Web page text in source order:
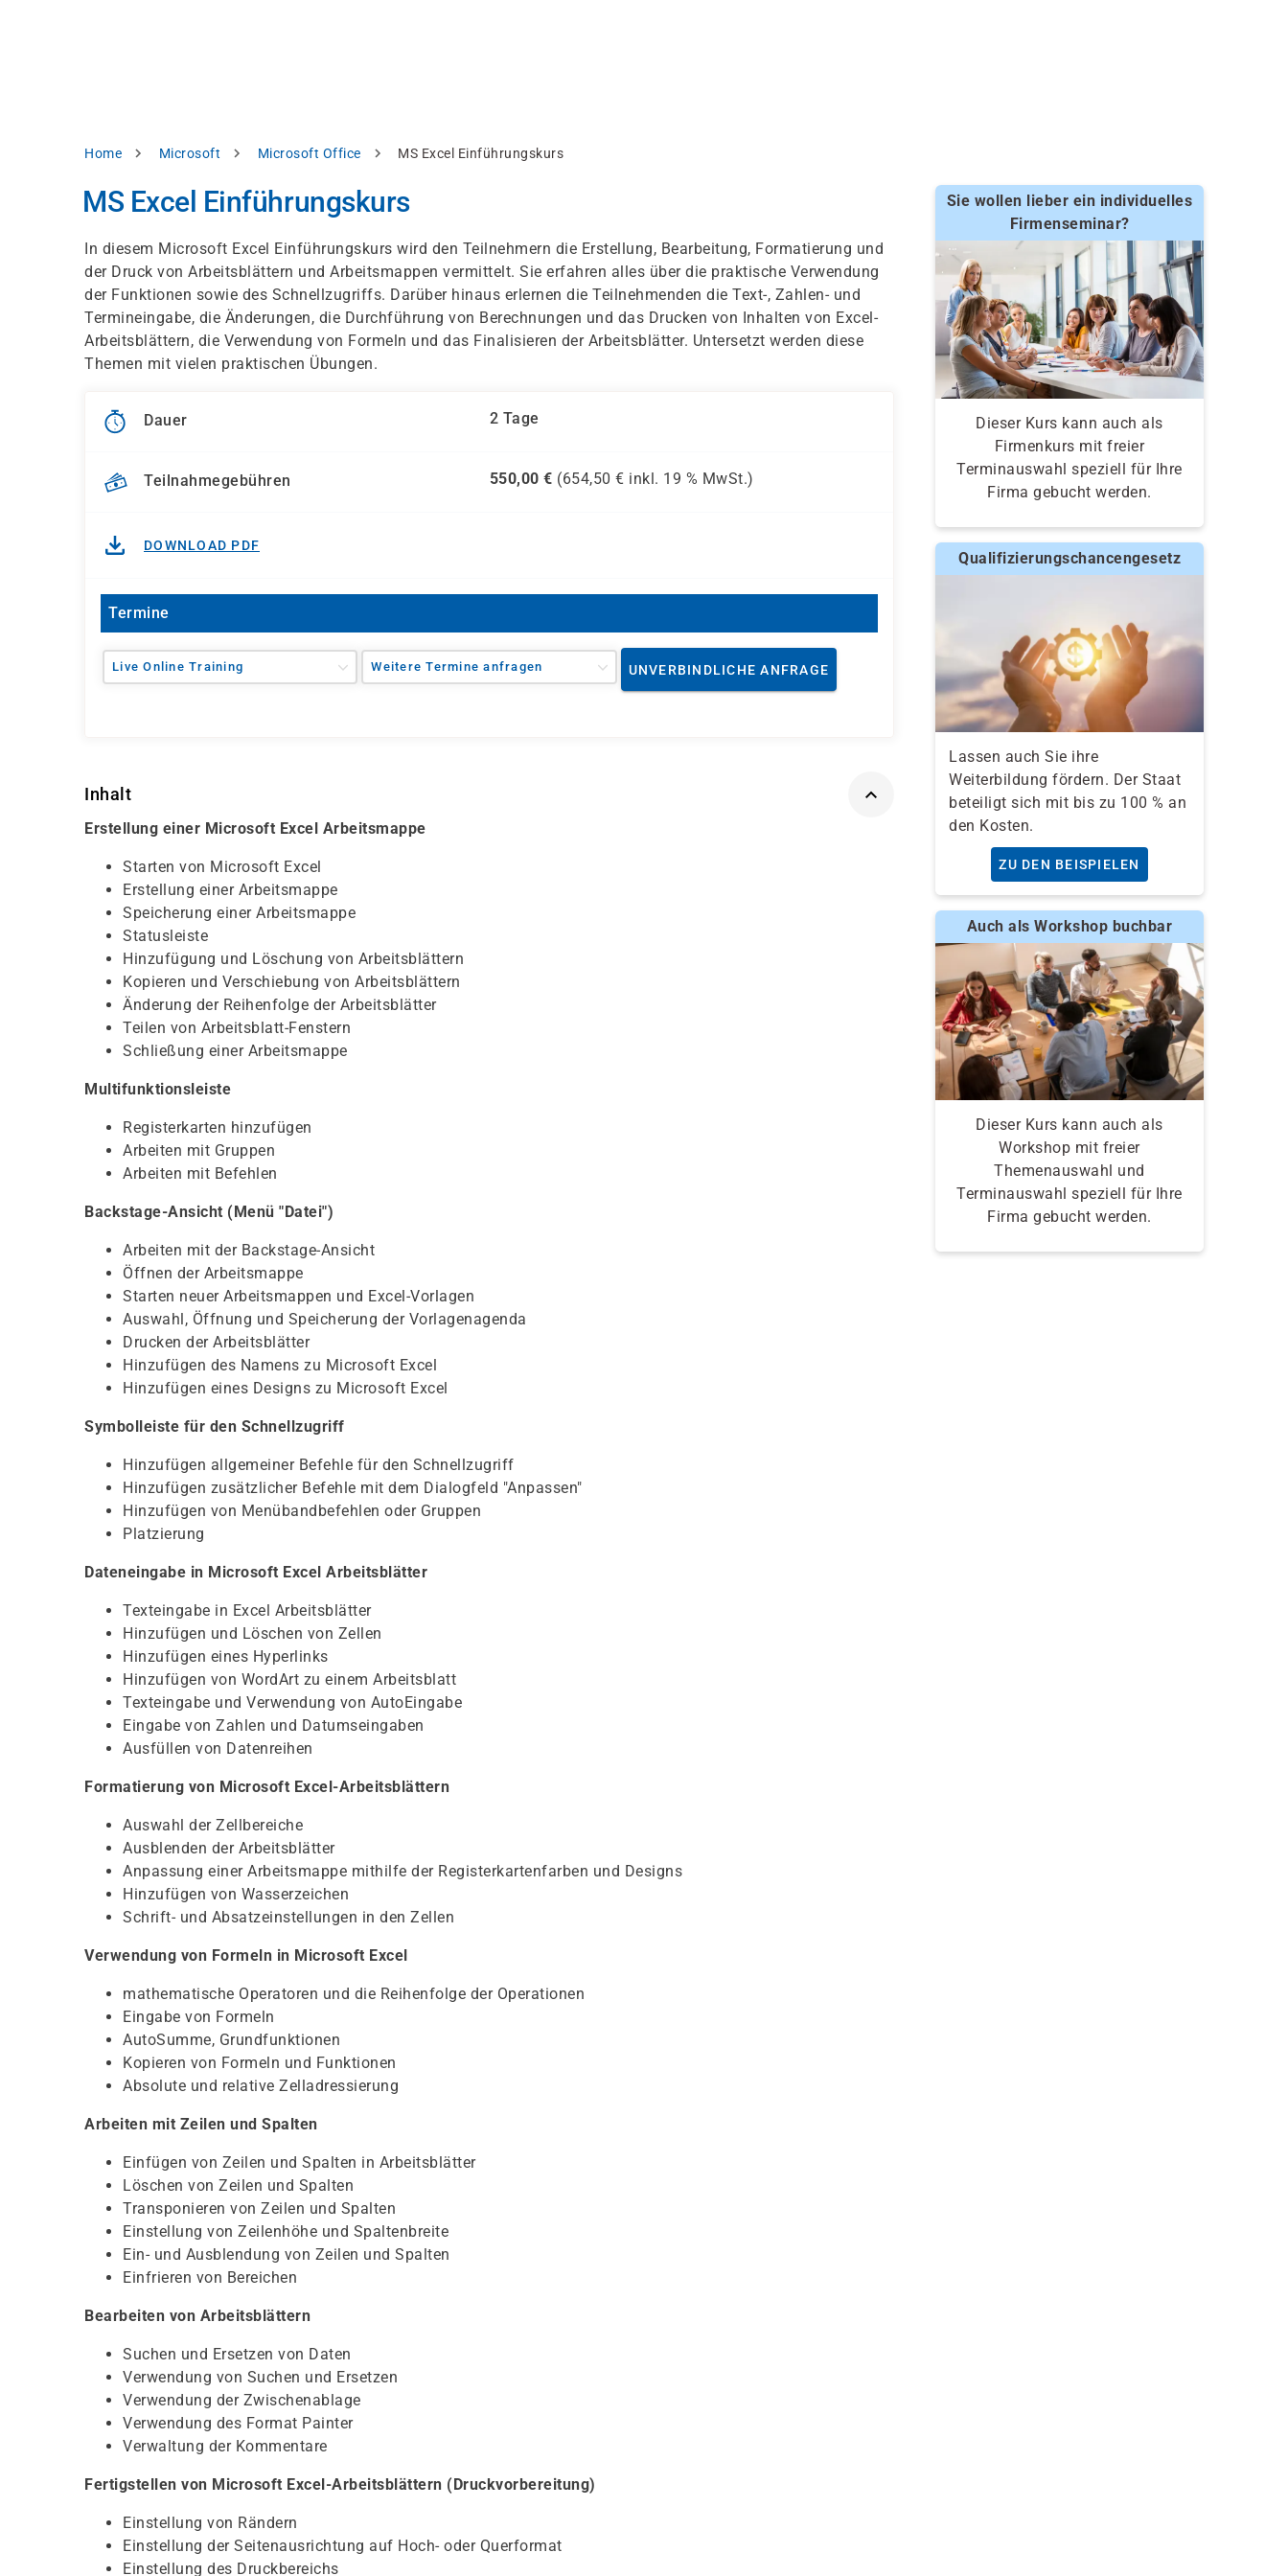
Pfadnavigation
Home Microsoft Microsoft Office MS Excel Einführungskurs
MS Excel Einführungskurs
In diesem Microsoft Excel Einführungskurs wird den Teilnehmern die Erstellung, Bearbeitung, Formatierung und
der Druck von Arbeitsblättern und Arbeitsmappen vermittelt. Sie erfahren alles über die praktische Verwendung
der Funktionen sowie des Schnellzugriffs. Darüber hinaus erlernen die Teilnehmenden die Text-, Zahlen- und
Termineingabe, die Änderungen, die Durchführung von Berechnungen und das Drucken von Inhalten von Excel-
Arbeitsblättern, die Verwendung von Formeln und das Finalisieren der Arbeitsblätter. Untersetzt werden diese
Themen mit vielen praktischen Übungen.
Dauer 2 Tage
Teilnahmegebühren 550,00 € (654,50 € inkl. 19 % MwSt.)
DOWNLOAD PDF
Termine
Live Online Training Weitere Termine anfragen UNVERBINDLICHE ANFRAGE
Inhalt
Erstellung einer Microsoft Excel Arbeitsmappe
Starten von Microsoft Excel
Erstellung einer Arbeitsmappe
Speicherung einer Arbeitsmappe
Statusleiste
Hinzufügung und Löschung von Arbeitsblättern
Kopieren und Verschiebung von Arbeitsblättern
Änderung der Reihenfolge der Arbeitsblätter
Teilen von Arbeitsblatt-Fenstern
Schließung einer Arbeitsmappe
Multifunktionsleiste
Registerkarten hinzufügen
Arbeiten mit Gruppen
Arbeiten mit Befehlen
Backstage-Ansicht (Menü "Datei")
Arbeiten mit der Backstage-Ansicht
Öffnen der Arbeitsmappe
Starten neuer Arbeitsmappen und Excel-Vorlagen
Auswahl, Öffnung und Speicherung der Vorlagenagenda
Drucken der Arbeitsblätter
Hinzufügen des Namens zu Microsoft Excel
Hinzufügen eines Designs zu Microsoft Excel
Symbolleiste für den Schnellzugriff
Hinzufügen allgemeiner Befehle für den Schnellzugriff
Hinzufügen zusätzlicher Befehle mit dem Dialogfeld "Anpassen"
Hinzufügen von Menübandbefehlen oder Gruppen
Platzierung
Dateneingabe in Microsoft Excel Arbeitsblätter
Texteingabe in Excel Arbeitsblätter
Hinzufügen und Löschen von Zellen
Hinzufügen eines Hyperlinks
Hinzufügen von WordArt zu einem Arbeitsblatt
Texteingabe und Verwendung von AutoEingabe
Eingabe von Zahlen und Datumseingaben
Ausfüllen von Datenreihen
Formatierung von Microsoft Excel-Arbeitsblättern
Auswahl der Zellbereiche
Ausblenden der Arbeitsblätter
Anpassung einer Arbeitsmappe mithilfe der Registerkartenfarben und Designs
Hinzufügen von Wasserzeichen
Schrift- und Absatzeinstellungen in den Zellen
Verwendung von Formeln in Microsoft Excel
mathematische Operatoren und die Reihenfolge der Operationen
Eingabe von Formeln
AutoSumme, Grundfunktionen
Kopieren von Formeln und Funktionen
Absolute und relative Zelladressierung
Arbeiten mit Zeilen und Spalten
Einfügen von Zeilen und Spalten in Arbeitsblätter
Löschen von Zeilen und Spalten
Transponieren von Zeilen und Spalten
Einstellung von Zeilenhöhe und Spaltenbreite
Ein- und Ausblendung von Zeilen und Spalten
Einfrieren von Bereichen
Bearbeiten von Arbeitsblättern
Suchen und Ersetzen von Daten
Verwendung von Suchen und Ersetzen
Verwendung der Zwischenablage
Verwendung des Format Painter
Verwaltung der Kommentare
Fertigstellen von Microsoft Excel-Arbeitsblättern (Druckvorbereitung)
Einstellung von Rändern
Einstellung der Seitenausrichtung auf Hoch- oder Querformat
Einstellung des Druckbereichs
Sie wollen lieber ein individuelles
Firmenseminar?
Dieser Kurs kann auch als
Firmenkurs mit freier
Terminauswahl speziell für Ihre
Firma gebucht werden.
Qualifizierungschancengesetz
Lassen auch Sie ihre
Weiterbildung fördern. Der Staat
beteiligt sich mit bis zu 100 % an
den Kosten.
ZU DEN BEISPIELEN
Auch als Workshop buchbar
Dieser Kurs kann auch als
Workshop mit freier
Themenauswahl und
Terminauswahl speziell für Ihre
Firma gebucht werden.
Datenschutzhinweis